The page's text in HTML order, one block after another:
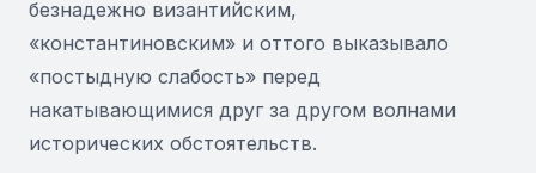
безнадежно византийским,
«константиновским» и оттого выказывало
«постыдную слабость» перед
накатывающимися друг за другом волнами
исторических обстоятельств.